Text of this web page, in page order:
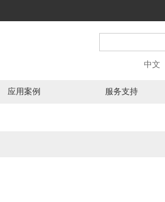
应用案例 服务支持
中文